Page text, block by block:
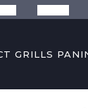
GRILLS